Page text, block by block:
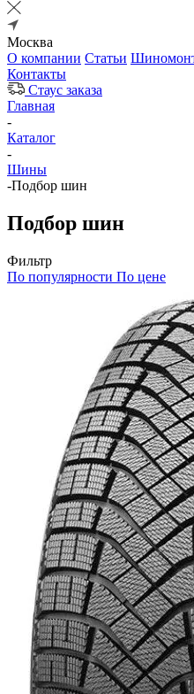
Москва
О компании Статьи
Контакты
Стаус заказа
Главная
-
Каталог
-
Шины
-Подбор шин
Подбор шин
Фильтр
По популярности По цене